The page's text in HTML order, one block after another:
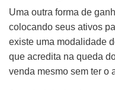
Uma outra forma de
colocando seus ativos
existe uma modalidade
que acredita na queda
venda mesmo sem ter o